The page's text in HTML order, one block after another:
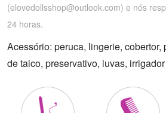
(elovedollsshop@outlook.com) e nós
24 horas.
Acessório: peruca, lingerie, cobertor,
de talco, preservativo, luvas, irrigador